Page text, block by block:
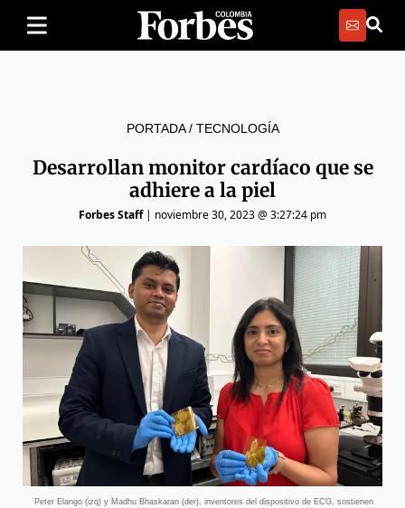
PORTADA/ TECNOLOGÍA
Desarrollan monitor cardíaco que se
adhiere a la piel
Forbes Staff| noviembre 30, 2023 @ 3:27:24 pm
Peter Elango (izq) y Madhu Bhaskaran (der), inventores del dispositivo de ECG, sostienen